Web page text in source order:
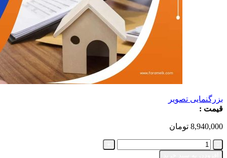
بزرگنمایی تصویر
قیمت :
8,940,000 تومان
آموزش
سند